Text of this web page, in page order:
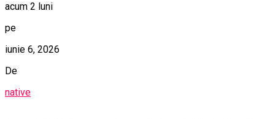
acum 2 luni
pe
iunie 6, 2026
De
native